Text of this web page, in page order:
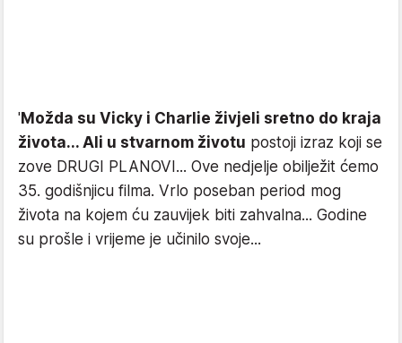
'Možda su Vicky i Charlie živjeli sretno do kraja
života... Ali u stvarnom životu postoji izraz koji se
zove DRUGI PLANOVI... Ove nedjelje obilježit ćemo
35. godišnjicu filma. Vrlo poseban period mog
života na kojem ću zauvijek biti zahvalna... Godine
su prošle i vrijeme je učinilo svoje...